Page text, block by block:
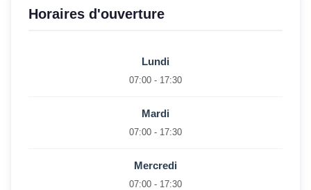
Horaires d'ouverture
Lundi
07:00 - 17:30
Mardi
07:00 - 17:30
Mercredi
07:00 - 17:30